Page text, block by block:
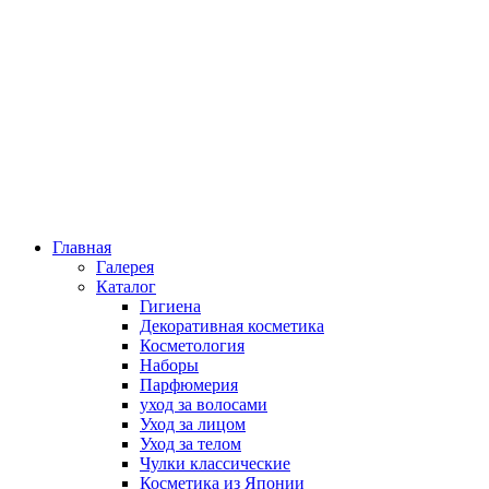
Главная
Галерея
Каталог
Гигиена
Декоративная косметика
Косметология
Наборы
Парфюмерия
уход за волосами
Уход за лицом
Уход за телом
Чулки классические
Косметика из Японии